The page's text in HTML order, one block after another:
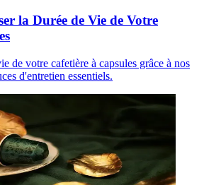
la Durée de Vie de Votre
de votre cafetière à capsules grâce à nos
d'entretien essentiels.